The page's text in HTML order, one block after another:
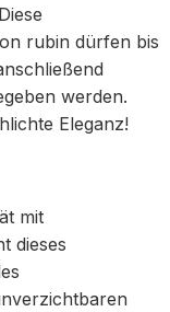
rubin dürfen bis
werden.
Eleganz!
mit
dieses